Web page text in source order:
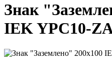
Знак
IEK YPC10-